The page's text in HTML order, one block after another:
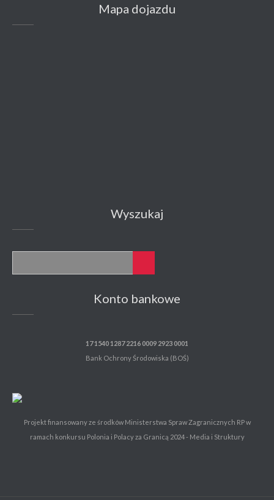
Mapa dojazdu
Wyszukaj
Konto bankowe
17 1540 1287 2216 0009 2923 0001
Bank Ochrony Środowiska (BOŚ)
Projekt finansowany ze środków Ministerstwa Spraw Zagranicznych RP w
ramach konkursu Polonia i Polacy za Granicą 2024 - Media i Struktury